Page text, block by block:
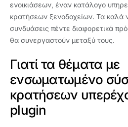
ενοικιάσεων, έναν κατάλογο
κρατήσεων ξενοδοχείων. Τα καλά
συνδυάσεις πέντε διαφορετικά
θα συνεργαστούν μεταξύ τους.
Γιατί τα θέματα με
ενσωματωμένο
κρατήσεων
plugin